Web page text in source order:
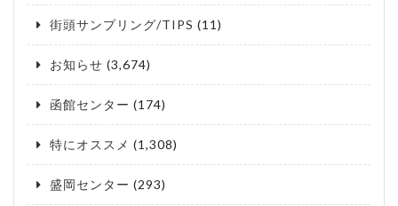
街頭サンプリング/TIPS (11)
お知らせ (3,674)
函館センター (174)
特にオススメ (1,308)
盛岡センター (293)